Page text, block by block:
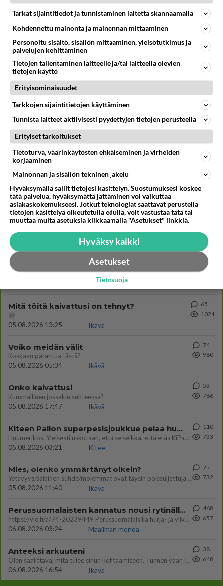
🔞❤️❤️❤️❤️❤️🔞💋💋💋💋💋🔞
Kommentoi
Kommentoi aloitusta...
Ketjusta on poistettu5sääntöjenvastaista viestiä.
Takaisin ylös
LUETUIMMAT KESKUSTELUT
PÄIVÄ VIIKKO
Martinan bisneksillä ei mene hyvin
https://www.iltalehti.fi/viihdeuutiset/a/c46da6ab-340f-4790-aaa7-0865eed2336 Yrityksen konkurssihakemus on tullut kärä
05.08.2026 05:51
Kotimaiset julkkisjuorut
327
1598
Tiesitkö? Martina Aitolehden isäpuoli on tämä suosittu laulaja
Martina Aitolehti on seurattu julkisuuden henkilö. Lähipiiriin mahtuu muitakin tunnettuja henkilöitä. Tiesitkö, että Ma
05.08.2026 07:23
Kotimaiset julkkisjuorut
1299
Näin tekisi ainakin Rydman seuratessaan idolinsa Trumpin mallia https://www.is.fi/politiikka/art-2000012187244.html
Maailman menoa
507
1247
Mitä töitä kaivattusi on tehnyt?
😅
05.08.2026 13:25
Ikävä
65
1021
Voiko meidän välit
Koskaan parantua tästä?
05.08.2026 05:34
Ikävä
74
980
Onko kaivattusi
Kummallinen jossakin suhteessa?
05.08.2026 17:47
Ikävä
53
766
Kiteen Pallon superpesisjoukkue pelaa huumeiden vaikutuksen alaisena
Huumerikos. Yleisesti uskotaan, että se seikka, että eräs KiPan pelaaja kärähtää huumeista, on vain jäävuoren huippu. M
05.08.2026 03:21
Kitee
110
733
Mies, olenko ymmärtänyt oikein?
Ystävyys/salainen suhde/molemmat ovat täysin poissuljettuja asioita? Nainen
05.08.2026 11:40
Ikävä
75
732
Perussuomalaisten kannatus nousi rytinällä Ylen tänään julkaisemassa tuoreimmassa gallup-kyselyssä.
https://yle.fi/a/74-20239449 Perussuomalaisilla hurja- ja ylivoimaisesti suurin nousu tässä uudessa Ylen gallupissa. Kyl
06.08.2026 03:24
Maailman menoa
468
657
Anteeksi arkuuteni
Olen säälittävä, mitä tulee sinun kohtaamiseen. Tunnen vaan itseni todella epävarmaksi sun kanssa. Jos minun olisi pitän
06.08.2026 16:54
Ikävä
38
648
Tarkat sijaintitiedot ja tunnistaminen laitetta skannaamalla
Kohdennettu mainonta ja mainonnan mittaaminen
Personoitu sisältö, sisällön mittaaminen, yleisötutkimus ja
palvelujen kehittäminen
Tietojen tallentaminen laitteelle ja/tai laitteella olevien
tietojen käyttö
Erityisominaisuudet
Tarkkojen sijaintitietojen käyttäminen
Tunnista laitteet aktiivisesti pyydettyjen tietojen perusteella
Erityiset tarkoitukset
Tietoturva, väärinkäytösten ehkäiseminen ja virheiden
korjaaminen
Mainonnan ja sisällön tekninen jakelu
Hyväksymällä sallit tietojesi käsittelyn. Suostumuksesi koskee
tätä palvelua, hyväksymättä jättäminen voi vaikuttaa
asiakaskokemukseesi. Jotkut teknologiat saattavat perustella
tietojen käsittelyä oikeutetulla edulla, voit vastustaa tätä tai
muuttaa muita asetuksia klikkaamalla "Asetukset" linkkiä.
Hyväksy kaikki
Asetukset
Tietosuoja